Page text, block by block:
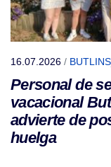
16.07.2026 /
Personal de
vacacional
advierte de
huelga